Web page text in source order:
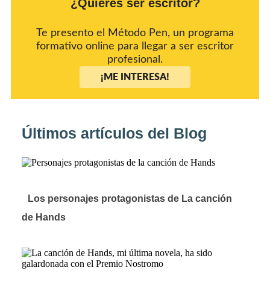
¿Quieres ser escritor?
Te presento el Método Pen, un programa
formativo online para llegar a ser escritor
profesional.
¡ME INTERESA!
Últimos artículos del Blog
Los personajes protagonistas de La canción
de Hands